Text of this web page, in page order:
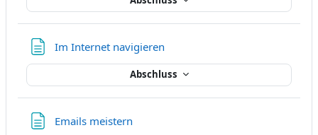
Im Internet navigieren
Abschluss
Emails meistern